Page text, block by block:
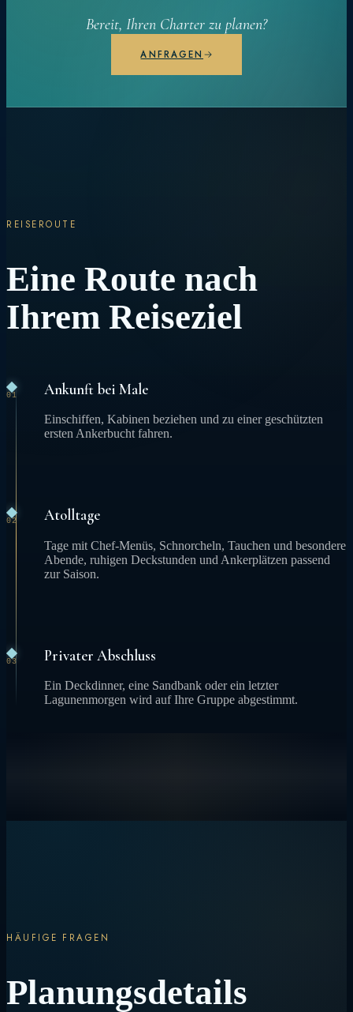
Bereit, Ihren Charter zu planen?
ANFRAGEN
REISEROUTE
Eine Route nach
Ihrem Reiseziel
01 Ankunft bei Male
Einschiffen, Kabinen beziehen und zu einer geschützten
ersten Ankerbucht fahren.
02 Atolltage
Tage mit Chef-Menüs, Schnorcheln, Tauchen und besondere
Abende, ruhigen Deckstunden und Ankerplätzen passend
zur Saison.
03 Privater Abschluss
Ein Deckdinner, eine Sandbank oder ein letzter
Lagunenmorgen wird auf Ihre Gruppe abgestimmt.
HÄUFIGE FRAGEN
Planungsdetails